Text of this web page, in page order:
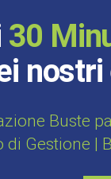
30
Buste
Gestione |